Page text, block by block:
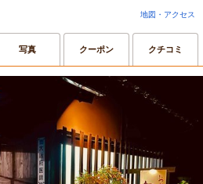
地図・アクセス
写真 クーポン クチコミ